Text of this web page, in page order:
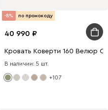
Мятный
-8% по промокоду
40 990
Кровать Коверти 160 Велюр
В наличии: 5 шт.
+107